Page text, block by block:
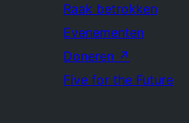
Raak betrokken
Evenementen
Doneren ↗
Five for the Future